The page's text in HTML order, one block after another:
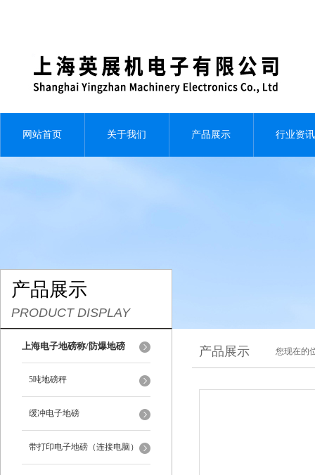
网站首页 关于我们 产品展示 行业资讯
产品展示
PRODUCT DISPLAY
上海电子地磅称/防爆地磅
5吨地磅秤
缓冲电子地磅
带打印电子地磅（连接电脑）
产品展示 您现在的